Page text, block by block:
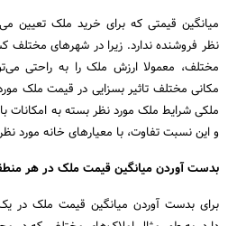
جستجو
میانگین قیمتی که برای خرید ملک تعیین
نظر فروشنده ندارد. زیرا در شهرهای مختلف
مختلف، معمولا ارزش ملک را به راحتی
مکانی مختلف تاثیر بسزایی در قیمت ملک
ملکی شرایط ملک مورد نظر بسته به امکانات
و این نسبت تفاوت، با معیارهای خانه مورد
بدست آوردن میانگین قیمت ملک در هر
برای بدست آوردن میانگین قیمت ملک در